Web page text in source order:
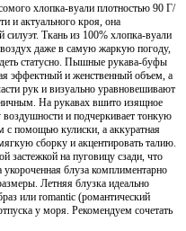
хлопка-вуали плотностью 90 Г/
и актуального кроя, она
Ткань из 100% хлопка-вуали
даже в самую жаркую погоду,
статусно. Пышные рукава-буфы
эффектный и женственный объем, а
рук и визуально уравновешивают
На рукавах вшито изящное
воздушности и подчеркивает тонкую
с помощью кулиски, а аккуратная
сборку и акцентировать талию.
застежкой на пуговицу сзади, что
блуза комплиментарно
Летняя блузка идеально
или romantic (романтический
у моря. Рекомендуем сочетать